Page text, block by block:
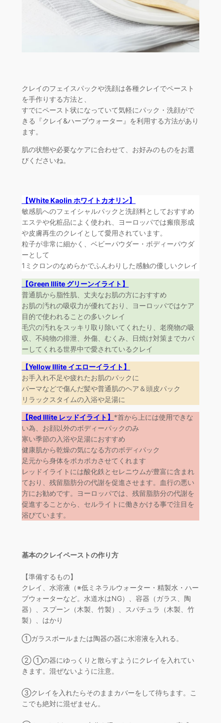
クレイのフェイスパックや洗顔は各種クレイでペースト
を手作りする方法と、
すでにペースト状になっていて気軽にパック・洗顔がで
きる『クレイ&ハーブウォーター』を利用する方法があり
ます。
肌の状態や必要なケアに合わせて、お好みのものをお選
びくださいね。
【White Kaolin ホワイトカオリン】
敏感肌へのフェイシャルパックと洗顔料としておすすめ
エステや化粧品によく使われ、ヨーロッパでは瘢痕形成
や皮膚再生のクレイとして愛用されています。
粒子が非常に細かく、ベビーパウダー・ボディーパウダ
ーとして
1ミクロンのなめらかでふんわりした感触の優しいクレイ
【Green Illite グリーンイライト】
普通肌から脂性肌、丈夫なお肌の方におすすめ
お肌の汚れの吸収力が優れており、ヨーロッパではケア
目的で使われることの多いクレイ
毛穴の汚れをスッキリ取り除いてくれたり、老廃物の吸
収、不純物の排泄、外傷、むくみ、日焼け対策までカバ
ーしてくれる世界中で愛されているクレイ
【Yellow Illite イエローイライト】
お手入れ不足や疲れたお肌のパックに
パーマなどで傷んだ髪や普通肌のヘア＆頭皮パック
リラックスタイムの入浴や足湯に
【Red Illite レッドイライト】 *首から上には使用できな
い為、お顔以外のボディーパックのみ
寒い季節の入浴や足湯におすすめ
健康肌から乾燥の気になる方のボディパック
足元から身体をポカポカさせてくれます
レッドイライトには酸化鉄とセレニウムが豊富に含まれ
ており、残留脂肪分の代謝を促進させます。血行の悪い
方にお勧めです。ヨーロッパでは、残留脂肪分の代謝を
促進することから、セルライトに働きかける事で注目を
浴びています。
基本のクレイペーストの作り方
【準備するもの】
クレイ、水溶液（※低ミネラルウォーター・精製水・ハー
ブウォーターなど。水道水はNG）、容器（ガラス、陶
器）、スプーン（木製、竹製）、スパチュラ（木製、竹
製）、はかり
①ガラスボールまたは陶器の器に水溶液を入れる。
② ①の器にゆっくりと散らすようにクレイを入れてい
きます。混ぜないように注意。
③クレイを入れたらそのままカバーをして待ちます。こ
こでも絶対に混ぜません。